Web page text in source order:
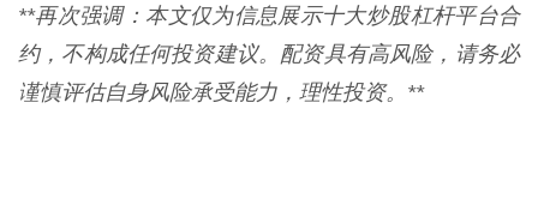
**再次强调：本文仅为信息展示十大炒股杠杆平台合
约，不构成任何投资建议。配资具有高风险，请务必
谨慎评估自身风险承受能力，理性投资。**